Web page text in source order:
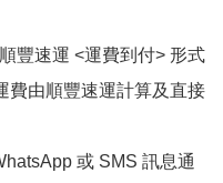
豐速運 <運費到付> 形式
費由順豐速運計算及直接
或 SMS 訊息通